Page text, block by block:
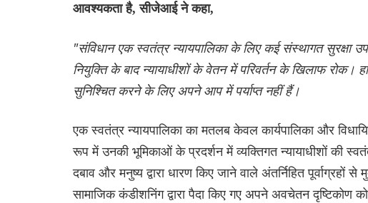
आवश्यकता है, सीजेआई ने कहा,
"संविधान एक स्वतंत्र न्यायपालिका के लिए कई संस्थागत सुरक्षा
नियुक्ति के बाद न्यायाधीशों के वेतन में परिवर्तन के खिलाफ रोक।
सुनिश्चित करने के लिए अपने आप में पर्याप्त नहीं हैं।
एक स्वतंत्र न्यायपालिका का मतलब केवल कार्यपालिका और
रूप में उनकी भूमिकाओं के प्रदर्शन में व्यक्तिगत न्यायाधीशों की
दबाव और मनुष्य द्वारा धारण किए जाने वाले अंतर्निहित पूर्वाग्रहों
सामाजिक कंडीशनिंग द्वारा पैदा किए गए अपने अवचेतन दृष्टिकोण